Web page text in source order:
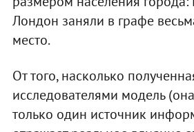
Лондон заняли в графе
место.
От того, насколько
исследователями модель
только один источник